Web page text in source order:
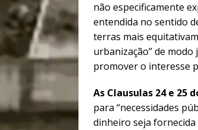
não especificamente
entendida no sentido
terras mais
urbanização” de
promover o interesse
As Clausulas 24 e 25
para “necessidades
dinheiro seja